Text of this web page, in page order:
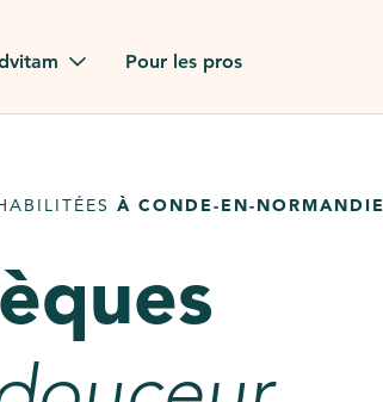
dans la presse
notre FAQ
Pour les pros
À CONDE-EN-NORMANDIE